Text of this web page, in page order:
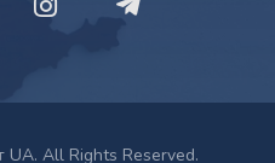
UA. All Rights Reserved.